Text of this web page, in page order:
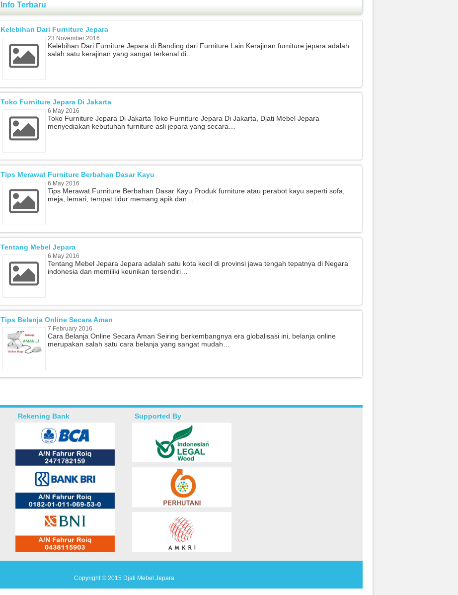
Info Terbaru
Kelebihan Dari Furniture Jepara
23 November 2016
Kelebihan Dari Furniture Jepara di Banding dari Furniture Lain Kerajinan furniture jepara adalah
salah satu kerajinan yang sangat terkenal di…
Toko Furniture Jepara Di Jakarta
6 May 2016
Toko Furniture Jepara Di Jakarta Toko Furniture Jepara Di Jakarta, Djati Mebel Jepara
menyediakan kebutuhan furniture asli jepara yang secara…
Tips Merawat Furniture Berbahan Dasar Kayu
6 May 2016
Tips Merawat Furniture Berbahan Dasar Kayu Produk furniture atau perabot kayu seperti sofa,
meja, lemari, tempat tidur memang apik dan…
Tentang Mebel Jepara
6 May 2016
Tentang Mebel Jepara Jepara adalah satu kota kecil di provinsi jawa tengah tepatnya di Negara
indonesia dan memiliki keunikan tersendiri…
Tips Belanja Online Secara Aman
7 February 2016
Cara Belanja Online Secara Aman Seiring berkembangnya era globalisasi ini, belanja online
merupakan salah satu cara belanja yang sangat mudah…
Rekening Bank Supported By
Copyright © 2015 Djati Mebel Jepara